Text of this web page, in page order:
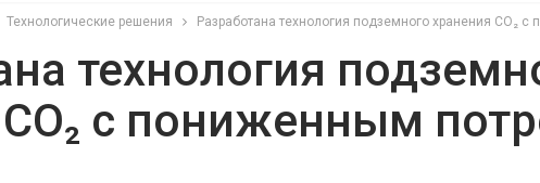
Технологические решения Разработана технология подземного хранения CO₂
технология
с пониженным
Названы ведущие
экологические НКО